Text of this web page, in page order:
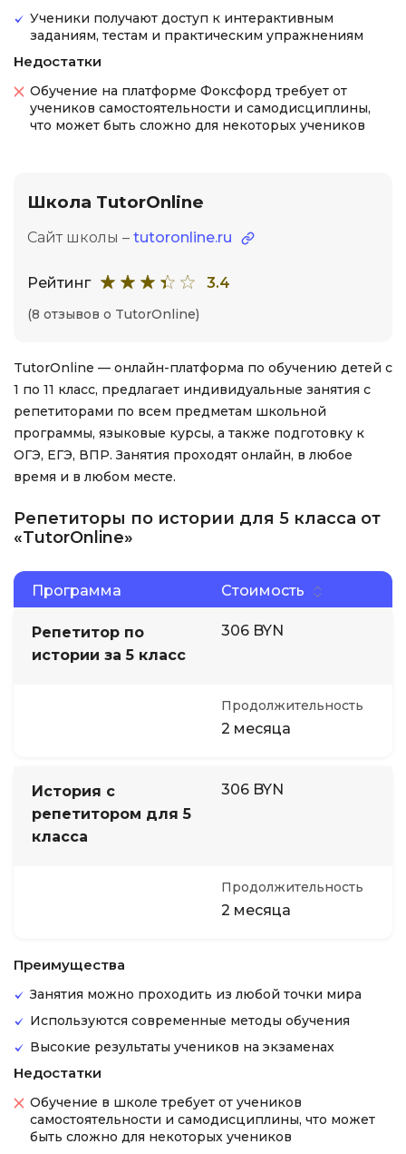
Ученики получают доступ к интерактивным
заданиям, тестам и практическим упражнениям
Недостатки
Обучение на платформе Фоксфорд требует от
учеников самостоятельности и самодисциплины,
что может быть сложно для некоторых учеников
Школа TutorOnline
Сайт школы – tutoronline.ru
Рейтинг 3.4
(8 отзывов о TutorOnline)
TutorOnline — онлайн-платформа по обучению детей с
1 по 11 класс, предлагает индивидуальные занятия с
репетиторами по всем предметам школьной
программы, языковые курсы, а также подготовку к
ОГЭ, ЕГЭ, ВПР. Занятия проходят онлайн, в любое
время и в любом месте.
Репетиторы по истории для 5 класса от
«TutorOnline»
Программа Стоимость
Репетитор по
истории за 5 класс
306 BYN
Продолжительность
2 месяца
История с
репетитором для 5
класса
306 BYN
Продолжительность
2 месяца
Преимущества
Занятия можно проходить из любой точки мира
Используются современные методы обучения
Высокие результаты учеников на экзаменах
Недостатки
Обучение в школе требует от учеников
самостоятельности и самодисциплины, что может
быть сложно для некоторых учеников